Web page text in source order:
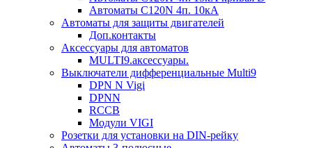
Автоматы С120N 4п. 10кА
Автоматы для защиты двигателей
Доп.контакты
Аксессуары для автоматов
MULTI9.аксессуары.
Выключатели дифференциальные Multi9
DPN N Vigi
DPNN
RCCB
Модули VIGI
Розетки для установки на DIN-рейку